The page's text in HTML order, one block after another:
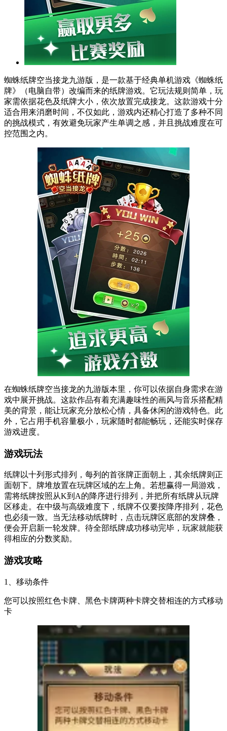
蜘蛛纸牌空当接龙九游版，是一款基于经典单机游戏《蜘蛛纸
牌》（电脑自带）改编而来的纸牌游戏。它玩法规则简单，玩
家需依据花色及纸牌大小，依次放置完成接龙。这款游戏十分
适合用来消磨时间，不仅如此，游戏内还精心打造了多种不同
的挑战模式，有效避免玩家产生单调之感，并且挑战难度在可
控范围之内。
在蜘蛛纸牌空当接龙的九游版本里，你可以依据自身需求在游
戏中展开挑战。这款作品有着充满趣味性的画风与音乐搭配精
美的背景，能让玩家充分放松心情，具备休闲的游戏特色。此
外，它占用手机容量极小，玩家随时都能畅玩，还能实时保存
游戏进度。
游戏玩法
纸牌以十列形式排列，每列的首张牌正面朝上，其余纸牌则正
面朝下。牌堆放置在玩牌区域的左上角。若想赢得一局游戏，
需将纸牌按照从K到A的降序进行排列，并把所有纸牌从玩牌
区移走。在中级与高级难度下，纸牌不仅要按降序排列，花色
也必须一致。当无法移动纸牌时，点击玩牌区底部的发牌叠，
便会开启新一轮发牌。待全部纸牌成功移动完毕，玩家就能获
得相应的分数奖励。
游戏攻略
1、移动条件
您可以按照红色卡牌、黑色卡牌两种卡牌交替相连的方式移动
卡